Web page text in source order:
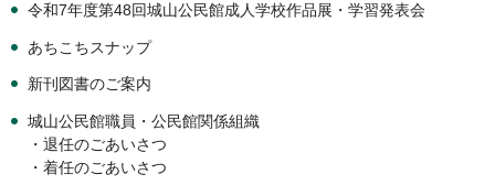
令和7年度第48回城山公民館成人学校作品展・学習発表会
あちこちスナップ
新刊図書のご案内
城山公民館職員・公民館関係組織
・退任のごあいさつ
・着任のごあいさつ